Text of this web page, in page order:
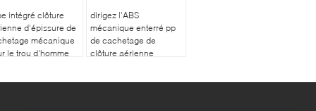
intégré clôture
d'épissure de
mécanique
le trou d'homme
dirigez l'ABS
mécanique enterré pp
de cachetage de
clôture aérienne